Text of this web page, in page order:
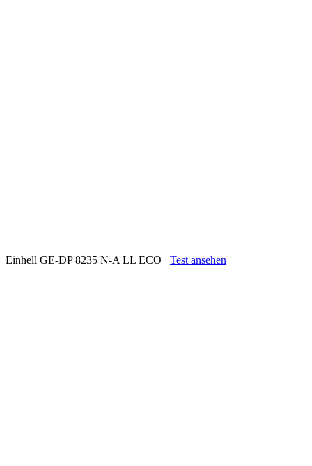
Einhell GE-DP 8235 N-A LL ECO Test ansehen